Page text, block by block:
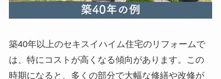
築40年以上のセキスイハイム住宅のリフォームで
は、特にコストが高くなる傾向があります。この
時期になると、多くの部分で大幅な修繕や改修が